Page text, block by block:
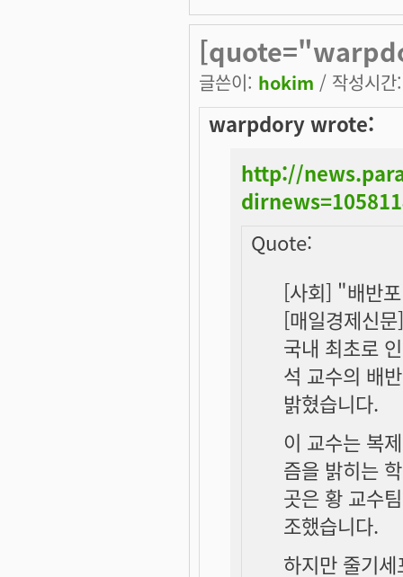
글쓴이: hokim / 작성시
warpdory wrote:
http://
Quote:
[사회] "배반
[매일경제신
국내 최초로
석 교수의 배
밝혔습니다.
이 교수는 복
즘을 밝히는
곳은 황 교수
조했습니다.
하지만 줄기